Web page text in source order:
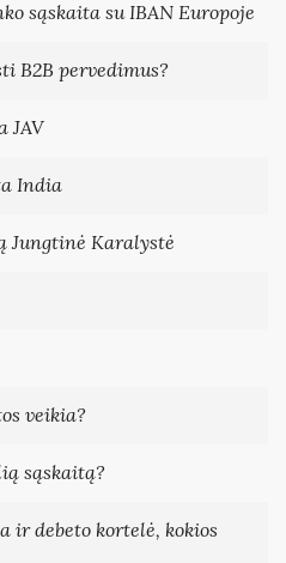
sąskaita su IBAN Europoje
B2B pervedimus?
JAV
India
Jungtinė Karalystė
veikia?
sąskaitą?
ir debeto kortelė, kokios